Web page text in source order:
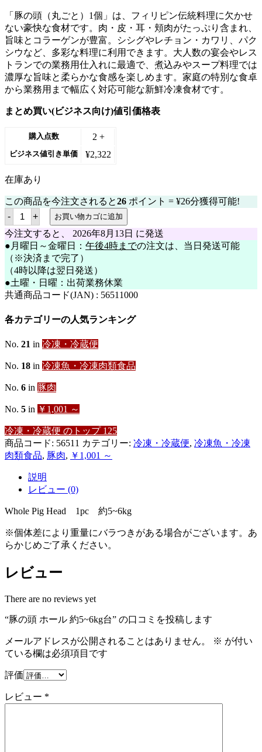
「豚の頭（丸ごと）1個」は、フィリピン伝統料理に欠かせ
ない豪快な食材です。肉・皮・耳・頬肉がたっぷり含まれ、
旨味とコラーゲンが豊富。シシグやレチョン・カワリ、パク
シウなど、多彩な料理に利用できます。大人数の宴会やレス
トランでの業務用仕入れに最適で、煮込みやスープ料理では
濃厚な旨味と柔らかな食感を楽しめます。家庭の特別な食卓
から業務用まで幅広く対応可能な新鮮冷凍食材です。
まとめ買い(ビジネス向け)値引価格表
購入点数 2 +
ビジネス値引き単価 ¥2,322
在庫あり
この商品を今注文されると26 ポイント = ¥26分獲得可能!
- 豚
の
頭
ホ
ー
ル
約
5~6kg
台
個
+ お買い物カゴに追加
今注文すると、 2026年8月13日 に発送
●月曜日～金曜日： 午後4時までの注文は、当日発送可能
（※決済まで完了）
（4時以降は翌日発送）
●土曜・日曜：出荷業務休業
共通商品コード(JAN) : 56511000
各カテゴリーの人気ランキング
No. 21 in 冷凍・冷蔵便
No. 18 in 冷凍魚・冷凍肉類食品
No. 6 in 豚肉
No. 5 in ￥1,001 ～
冷凍・冷蔵便 のトップ 125
商品コード: 56511 カテゴリー: 冷凍・冷蔵便, 冷凍魚・冷凍
肉類食品, 豚肉, ￥1,001 ～
説明
レビュー (0)
Whole Pig Head 1pc 約5~6kg
※個体差により重量にバラつきがある場合がございます。あ
らかじめご了承ください。
レビュー
There are no reviews yet
“豚の頭 ホール 約5~6kg台” の口コミを投稿します
メールアドレスが公開されることはありません。 ※ が付い
ている欄は必須項目です
評価
レビュー *